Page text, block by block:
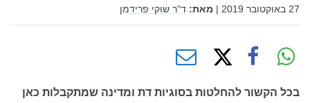
27 באוקטובר 2019 | מאת: ד"ר שוקי פרידמן
בכל הקשור להחלטות בסוגיות דת ומדינה שמתקבלות כאן